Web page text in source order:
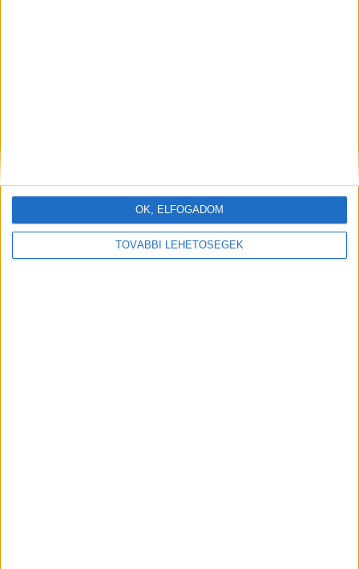
TOVÁBBI LEHETŐSÉGEK
OK, ELFOGADOM